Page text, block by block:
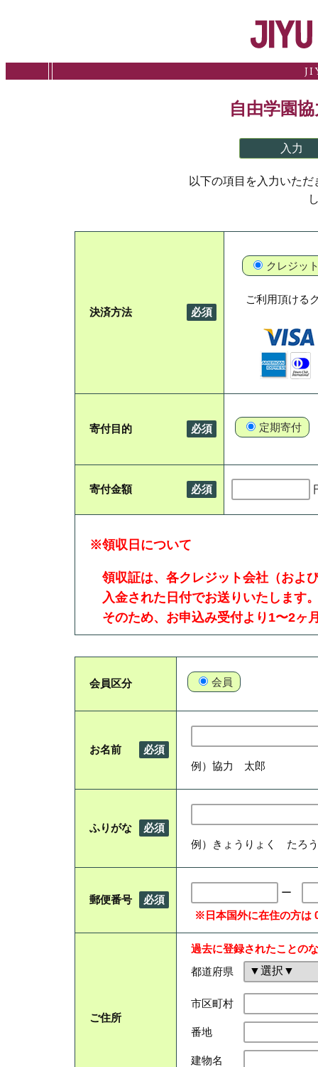
自由学園
入力
以下の項目を入力いた
決済方法 必須
クレジッ
ご利用頂ける
寄付目的 必須 定期寄付
寄付金額 必須
※領収日について
領収証は、各クレジット会社（およ
⼊⾦された日付でお送りいたします
そのため、お申込み受付より1〜2ヶ
会員区分 会員
お名前
必須
例）協力 太郎
ふりがな
必須
例）きょうりょく たろう
郵便番号 必須
ー
※日本国外に在住の方は
ご住所
過去に登録されたことの
都道府県
市区町村
番地
建物名